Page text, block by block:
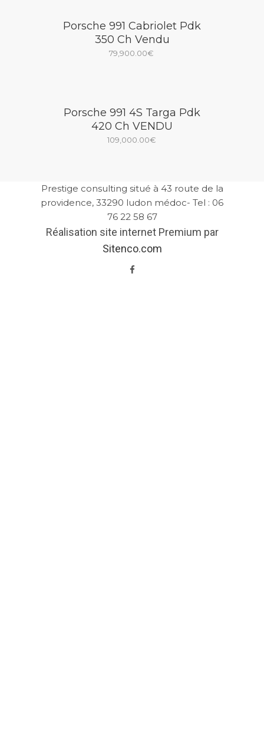
Porsche 991 Cabriolet Pdk
350 Ch Vendu
79,900.00€
Porsche 991 4S Targa Pdk
420 Ch VENDU
109,000.00€
Prestige consulting situé à 43 route de la
providence, 33290 ludon médoc- Tel : 06
76 22 58 67
Réalisation site internet Premium par
Sitenco.com